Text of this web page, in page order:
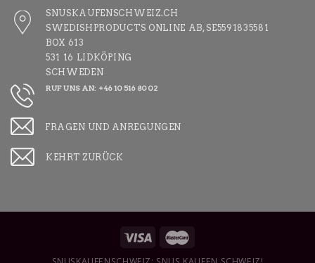
SNUSKAUFENSCHWEIZ.CH
SWEDISHPRODUCTS ONLINE AB, SE5591835581
BOX 613
531 16 LIDKÖPING
SCHWEDEN
RUF UNS AN: +46 10 516 80 02
FRAGEN UND ANREGUNGEN
KEHRT ZURÜCK